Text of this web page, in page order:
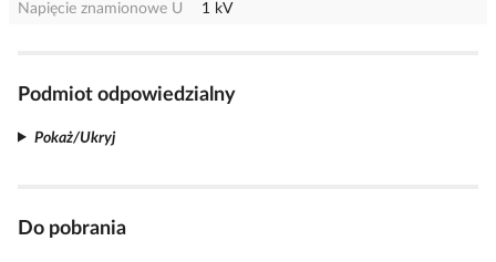
Napięcie znamionowe U
1 kV
Podmiot odpowiedzialny
Pokaż/Ukryj
Do pobrania